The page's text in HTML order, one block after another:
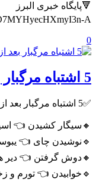
🔻پایگاه خبری البرز
A
0
5 اشتباه مرگبار بعد از خوردن غذا
✅5 اشتباه مرگبار بعد از خوردن غذا
🔸سیگار کشیدن 👈
🔹نوشیدن چای 👈
🔸دوش گرفتن 👈 دیر
🔹خوابیدن 👈 تورم و